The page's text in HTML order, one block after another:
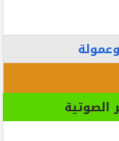
الصوتية